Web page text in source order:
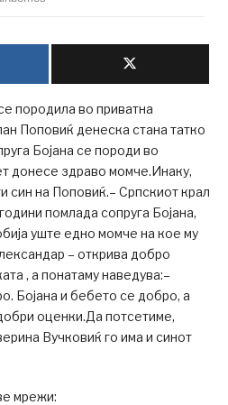
породила во приватна
Поповиќ денеска стана татко
Бојана се породи во
донесе здраво момче.Инаку,
син на Поповиќ.– Српскиот крал
помлада сопруга Бојана,
уште едно момче на кое му
– открива добро
, а понатаму наведува:–
Бојана и бебето се добро, а
оценки.Да потсетиме,
Вучковиќ го има и синот
мрежи: